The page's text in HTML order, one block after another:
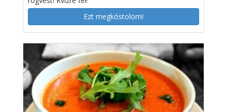
Ezt megkóstolom!